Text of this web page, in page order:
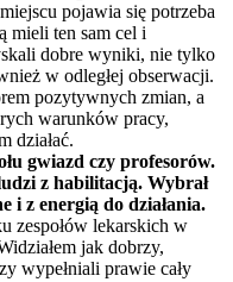
pojawia się potrzeba
mieli ten sam cel i
dobre wyniki, nie tylko
w odległej obserwacji.
pozytywnych zmian, a
warunków pracy,
działać.
gwiazd czy profesorów.
z habilitacją. Wybrał
i z energią do działania.
zespołów lekarskich w
jak dobrzy,
wypełniali prawie cały